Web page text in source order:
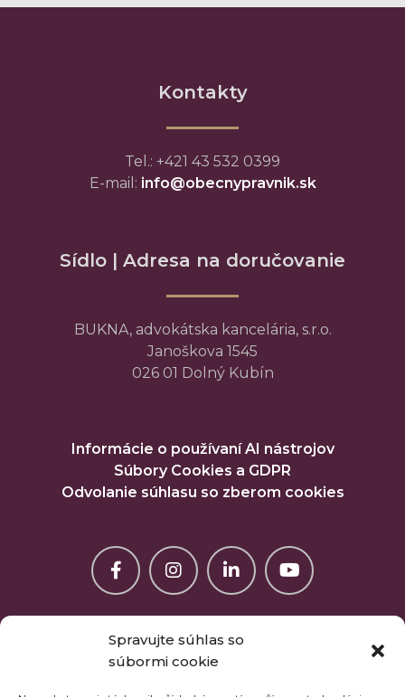
Spravujte súhlas so
súbormi cookie
Kontakty
Tel.: +421 43 532 0399
E-mail: info@obecnypravnik.sk
Sídlo | Adresa na doručovanie
BUKNA, advokátska kancelária, s.r.o.
Janoškova 1545
026 01 Dolný Kubín
Informácie o používaní AI nástrojov
Súbory Cookies a GDPR
Odvolanie súhlasu so zberom cookies